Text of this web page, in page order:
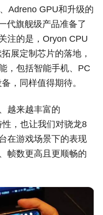
Adreno GPU和升级的
代旗舰级产品准备了
注的是，Oryon CPU
展定制芯片的落地，
，包括智能手机、PC
，同样值得期待。
来越丰富的
，也让我们对骁龙8
在游戏场景下的表现
帧数更高且更顺畅的